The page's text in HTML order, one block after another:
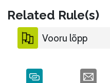
Related Rule(s)
Vooru lõpp